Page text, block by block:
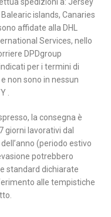
islands, Canaries
affidate alla DHL
Services, nello
DPDgroup
per i termini di
non sono in nessun
.
la consegna è
giorni lavorativi dal
(periodo estivo
potrebbero
standard dichiarate
alle tempistiche